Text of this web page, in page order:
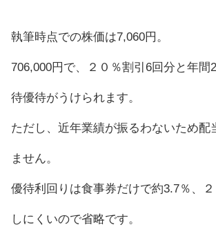
執筆時点での株価は7,060円。
706,000円で、２０％割引6回分と年間
待優待がうけられます。
ただし、近年業績が振るわないため配
ません。
優待利回りは食事券だけで約3.7％、
しにくいので省略です。